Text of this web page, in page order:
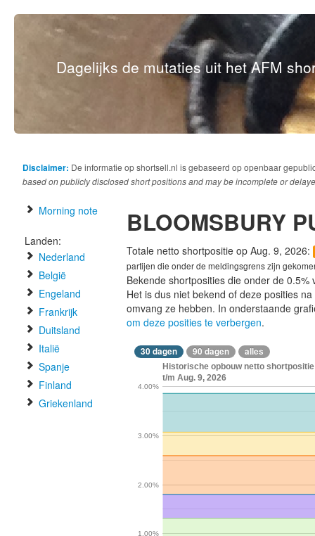
Dagelijks de mutaties uit het AFM
Disclaimer: De informatie op shortsell.nl is gebaseerd op openbaar
based on publicly disclosed short positions and may be incomplete or
Morning note
Landen:
Nederland
België
Engeland
Frankrijk
Duitsland
Italië
Spanje
Finland
Griekenland
BLOOMSBURY
Totale netto shortpositie op Aug. 9, 2026:
partijen die onder de meldingsgrens zijn
Bekende shortposities die onder de
Het is dus niet bekend of deze posities
omvang ze hebben. In onderstaande
om deze posities te verbergen.
30 dagen 90 dagen alles
Historische opbouw netto
t/m Aug. 9, 2026
1.00%
2.00%
3.00%
4.00%